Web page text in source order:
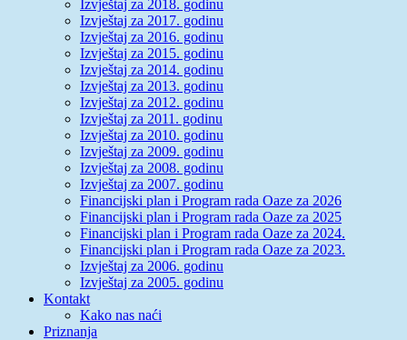
Izvještaj za 2018. godinu
Izvještaj za 2017. godinu
Izvještaj za 2016. godinu
Izvještaj za 2015. godinu
Izvještaj za 2014. godinu
Izvještaj za 2013. godinu
Izvještaj za 2012. godinu
Izvještaj za 2011. godinu
Izvještaj za 2010. godinu
Izvještaj za 2009. godinu
Izvještaj za 2008. godinu
Izvještaj za 2007. godinu
Financijski plan i Program rada Oaze za 2026
Financijski plan i Program rada Oaze za 2025
Financijski plan i Program rada Oaze za 2024.
Financijski plan i Program rada Oaze za 2023.
Izvještaj za 2006. godinu
Izvještaj za 2005. godinu
Kontakt
Kako nas naći
Priznanja